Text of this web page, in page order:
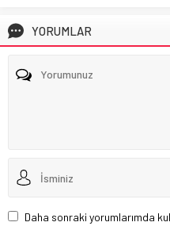
YORUMLAR
Daha sonraki yorumlarımda